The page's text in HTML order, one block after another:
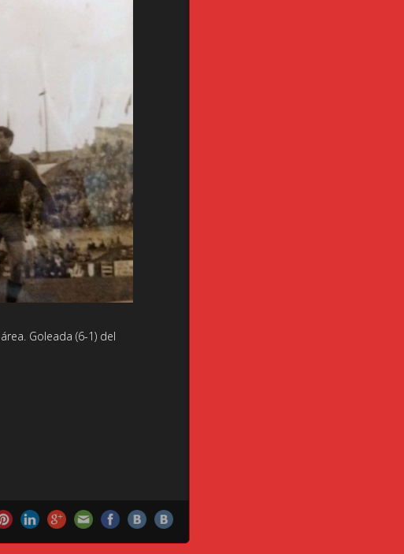
Goleada (6-1) del